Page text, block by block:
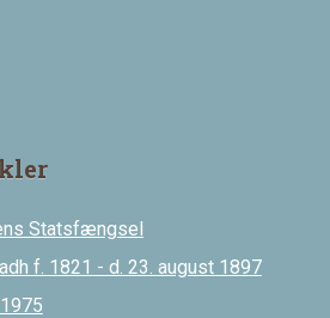
Statsfængsel
f. 1821 - d. 23. august 1897